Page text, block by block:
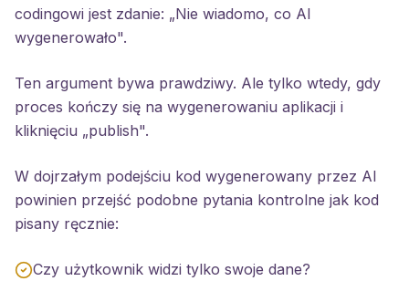
codingowi jest zdanie: „Nie wiadomo, co AI
wygenerowało".
Ten argument bywa prawdziwy. Ale tylko wtedy, gdy
proces kończy się na wygenerowaniu aplikacji i
kliknięciu „publish".
W dojrzałym podejściu kod wygenerowany przez AI
powinien przejść podobne pytania kontrolne jak kod
pisany ręcznie:
Czy użytkownik widzi tylko swoje dane?